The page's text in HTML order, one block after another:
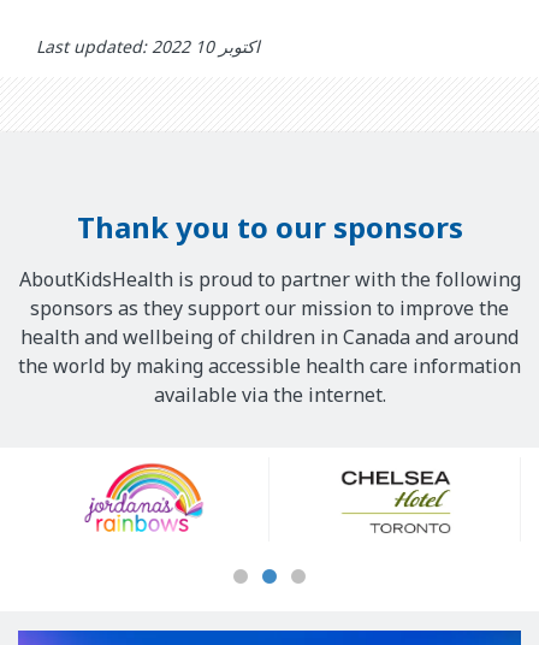
Last updated: اکتوبر 10 2022
Thank you to our sponsors
AboutKidsHealth is proud to partner with the following
sponsors as they support our mission to improve the
health and wellbeing of children in Canada and around
the world by making accessible health care information
available via the internet.
Sponsors